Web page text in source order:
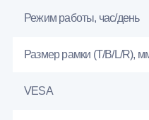
Режим работы, час/день
Размер рамки (T/B/L/R),
VESA